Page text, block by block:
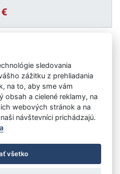
- Nemocnica svätého
a. s.
vyhradené
Zmluvy do 31.12.2010
sledovania
zážitku z prehliadania
na to, aby sme vám
obsah a cielené reklamy, na
webových stránok a na
návštevníci prichádzajú.
všetko